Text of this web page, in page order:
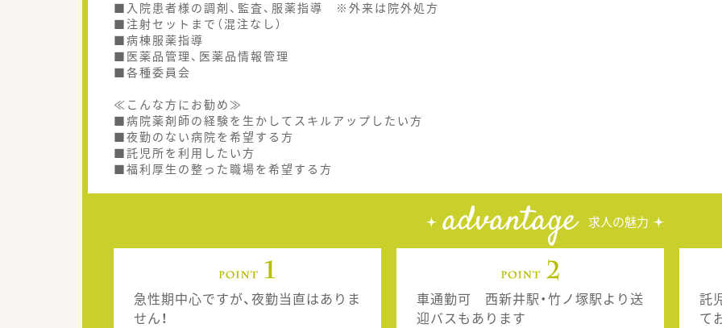
■入院患者様の調剤、監査、服薬指導 ※外来は院外処方
■注射セットまで（混注なし）
■病棟服薬指導
■医薬品管理、医薬品情報管理
■各種委員会
≪こんな方にお勧め≫
■病院薬剤師の経験を生かしてスキルアップしたい方
■夜勤のない病院を希望する方
■託児所を利用したい方
■福利厚生の整った職場を希望する方
advantage 求人の魅力
急性期中心ですが、夜勤当直はありま
せん！
車通勤可 西新井駅・竹ノ塚駅より送
迎バスもあります
託
て